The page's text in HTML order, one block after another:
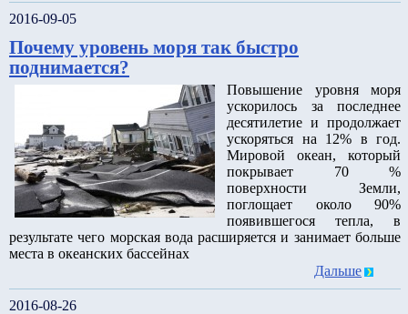
2016-09-05
Почему уровень моря так быстро
поднимается?
Повышение уровня моря
ускорилось за последнее
десятилетие и продолжает
ускоряться на 12% в год.
Мировой океан, который
покрывает 70 %
поверхности Земли,
поглощает около 90%
появившегося тепла, в
результате чего морская вода расширяется и занимает больше
места в океанских бассейнах
Дальше
2016-08-26